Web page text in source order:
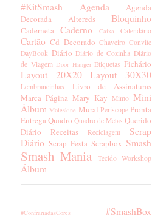
#KitSmash Agenda
Agenda
Decorada
Altereds Bloquinho
Caderneta Caderno Caixa Calendário
Cartão Cd Decorado Chaveiro Convite
DayBook Diário Diário de Cozinha Diário
de Viagem Door Hanger Etiquetas Fichário
Layout 20X20 Layout 30X30
Lembrancinhas
Livro de Assinaturas
Marca Página Mary Kay Mimo Mini
Álbum Moleskine Mural Periscope Pronta
EntregaQuadro Quadro de Metas Querido
Diário
Receitas Reciclagem
Scrap
Diário Scrap Festa Scrapbox Smash
Smash Mania Tecido Workshop
Álbum
#ConfrariadasCores #SmashBox